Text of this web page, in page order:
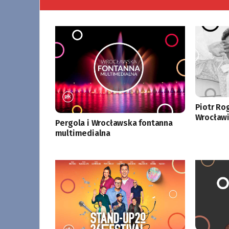
Pergola i Wrocławska fontanna
multimedialna
Piotr